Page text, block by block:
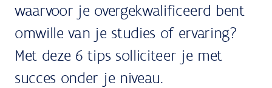
waarvoor je overgekwalificeerd bent
omwille van je studies of ervaring?
Met deze 6 tips solliciteer je met
succes onder je niveau.